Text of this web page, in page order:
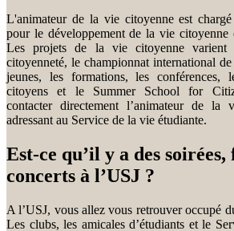
L'animateur de la vie citoyenne est
pour le développement de la vie citoyenne
Les projets de la vie citoyenne
citoyenneté, le championnat international
jeunes, les formations, les conférences,
citoyens et le Summer School for
contacter directement l’animateur de la
adressant au Service de la vie étudiante.
Est-ce qu’il y a des soirées,
concerts à l’USJ ?
A l’USJ, vous allez vous retrouver occupé
Les clubs, les amicales d’étudiants et le